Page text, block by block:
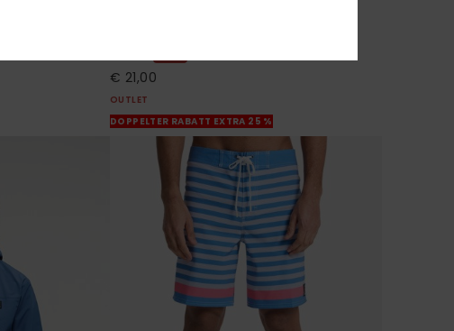
€ 21,00
OUTLET
DOPPELTER RABATT EXTRA 25 %